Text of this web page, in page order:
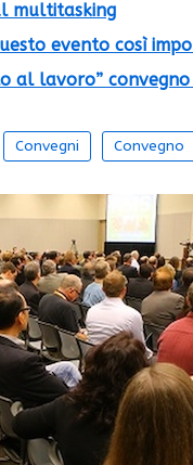
multitasking
evento così
al lavoro”
Convegni Convegno